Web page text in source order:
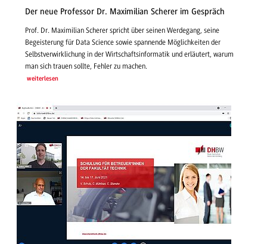
Der neue Professor Dr. Maximilian Scherer im Gespräch
Prof. Dr. Maximilian Scherer spricht über seinen Werdegang, seine
Begeisterung für Data Science sowie spannende Möglichkeiten der
Selbstverwirklichung in der Wirtschaftsinformatik und erläutert, warum
man sich trauen sollte, Fehler zu machen.
weiterlesen